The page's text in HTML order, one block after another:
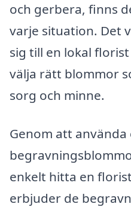
och gerbera, finns
varje situation. Det
sig till en lokal
välja rätt blommor
sorg och minne.
Genom att
enkelt hitta en
erbjuder de